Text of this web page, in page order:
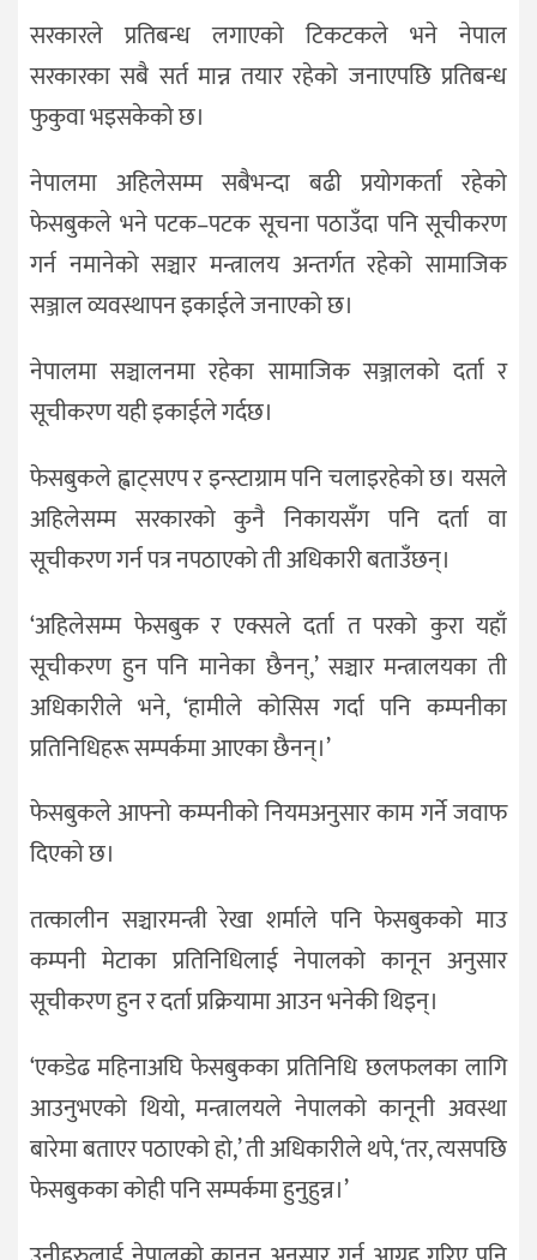
सरकारले प्रतिबन्ध लगाएको टिकटकले भने नेपाल
सरकारका सबै सर्त मान्न तयार रहेको जनाएपछि प्रतिबन्ध
फुकुवा भइसकेको छ।
नेपालमा अहिलेसम्म सबैभन्दा बढी प्रयोगकर्ता रहेको
फेसबुकले भने पटक–पटक सूचना पठाउँदा पनि सूचीकरण
गर्न नमानेको सञ्चार मन्त्रालय अन्तर्गत रहेको सामाजिक
सञ्जाल व्यवस्थापन इकाईले जनाएको छ।
नेपालमा सञ्चालनमा रहेका सामाजिक सञ्जालको दर्ता र
सूचीकरण यही इकाईले गर्दछ।
फेसबुकले ह्वाट्सएप र इन्स्टाग्राम पनि चलाइरहेको छ। यसले
अहिलेसम्म सरकारको कुनै निकायसँग पनि दर्ता वा
सूचीकरण गर्न पत्र नपठाएको ती अधिकारी बताउँछन्।
‘अहिलेसम्म फेसबुक र एक्सले दर्ता त परको कुरा यहाँ
सूचीकरण हुन पनि मानेका छैनन्,’ सञ्चार मन्त्रालयका ती
अधिकारीले भने, ‘हामीले कोसिस गर्दा पनि कम्पनीका
प्रतिनिधिहरू सम्पर्कमा आएका छैनन्।’
फेसबुकले आफ्नो कम्पनीको नियमअनुसार काम गर्ने जवाफ
दिएको छ।
तत्कालीन सञ्चारमन्त्री रेखा शर्माले पनि फेसबुकको माउ
कम्पनी मेटाका प्रतिनिधिलाई नेपालको कानून अनुसार
सूचीकरण हुन र दर्ता प्रक्रियामा आउन भनेकी थिइन्।
‘एकडेढ महिनाअघि फेसबुकका प्रतिनिधि छलफलका लागि
आउनुभएको थियो, मन्त्रालयले नेपालको कानूनी अवस्था
बारेमा बताएर पठाएको हो,’ ती अधिकारीले थपे, ‘तर, त्यसपछि
फेसबुकका कोही पनि सम्पर्कमा हुनुहुन्न।’